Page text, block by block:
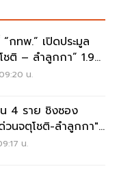
กทพ.” เปิดประมูล
ชติ – ลำลูกกา” 1.9
น.
4 ราย ชิงซอง
วนจตุโชติ-ลำลูกกา"
น.